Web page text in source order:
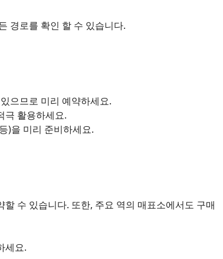
경로를 확인 할 수 있습니다.
으므로 미리 예약하세요.
극 활용하세요.
)을 미리 준비하세요.
수 있습니다. 또한, 주요 역의 매표소에서도 구매
세요.